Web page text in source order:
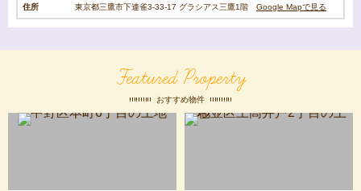
住所 東京都三鷹市下連雀3-33-17 グラシアス三鷹1階 Google Mapで見る
Featured Property
おすすめ物件